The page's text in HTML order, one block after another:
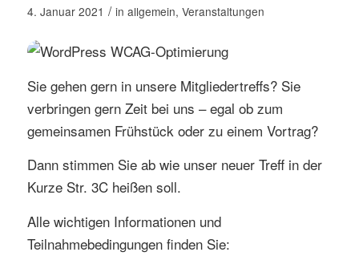
4. Januar 2021 / in allgemein, Veranstaltungen
Sie gehen gern in unsere Mitgliedertreffs? Sie
verbringen gern Zeit bei uns – egal ob zum
gemeinsamen Frühstück oder zu einem Vortrag?
Dann stimmen Sie ab wie unser neuer Treff in der
Kurze Str. 3C heißen soll.
Alle wichtigen Informationen und
Teilnahmebedingungen finden Sie: